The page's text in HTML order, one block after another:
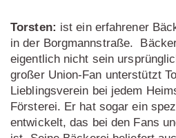
Torsten: ist ein erfahrener
in der Borgmannstraße.
eigentlich nicht sein
großer Union-Fan unterstützt
Lieblingsverein bei jedem
Försterei. Er hat sogar ein
entwickelt, das bei den Fans